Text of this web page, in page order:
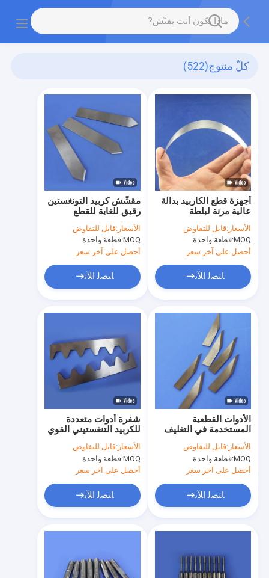
كلّ منتوج(522)
مقشّش كربيد التونغستين
رقيق للغاية للقطع
الدقيقة في صناعة
التصنيع
الأسعار:قابل للتفاوض
MOQ: قطعة واحدة
أحصل على آخر سعر
ﺎﺘﺼﻟ ﺍﻶﻧ
أجهزة قطع الكاربيد بدالة
عالية مرنة لبلطة
فولفستين الفولاذ
الأسعار:قابل للتفاوض
MOQ: قطعة واحدة
أحصل على آخر سعر
ﺎﺘﺼﻟ ﺍﻶﻧ
شفرة أدوات متعددة
للكربيد التنغستيني القوي
للقطع في الصناعات
المختلفة
الأسعار:قابل للتفاوض
MOQ: قطعة واحدة
أحصل على آخر سعر
ﺎﺘﺼﻟ ﺍﻶﻧ
الأدوات القطعية
المستخدمة في التغليف
الدائم وشفرة قطع الكربيد
التونغستينية
الأسعار:قابل للتفاوض
MOQ: قطعة واحدة
أحصل على آخر سعر
ﺎﺘﺼﻟ ﺍﻶﻧ